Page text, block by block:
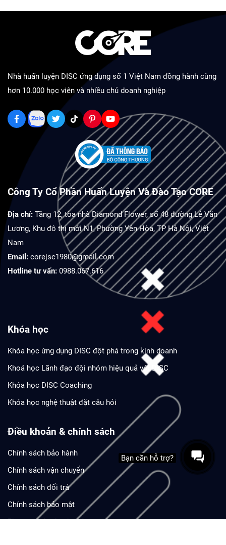
Nhà huấn luyện DISC ứng dụng số 1 Việt Nam đồng hành cùng
hơn 10.000 học viên và nhiều chủ doanh nghiệp
Công Ty Cổ Phần Huấn Luyện Và Đào Tạo CORE
Địa chỉ: Tầng 12, tòa nhà Diamond Flower, số 48 đường Lê Văn
Lương, Khu đô thị mới N1, Phường Yên Hòa, TP Hà Nội, Việt
Nam
Email: corejsc1980@gmail.com
Hotline tư vấn: 0988.067.616
Khóa học
Khóa học ứng dụng DISC đột phá trong kinh doanh
Khoá học Lãnh đạo đội nhóm hiệu quả với DISC
Khóa học DISC Coaching
Khóa học nghệ thuật đặt câu hỏi
Điều khoản & chính sách
Chính sách bảo hành
Chính sách vận chuyển
Chính sách đổi trả
Chính sách bảo mật
Phương thức thanh toán
Bạn cần hỗ trợ?